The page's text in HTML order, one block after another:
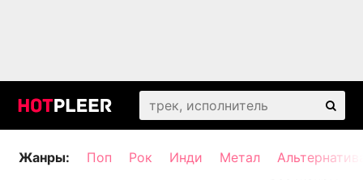
Жанры: Поп Рок Инди Метал